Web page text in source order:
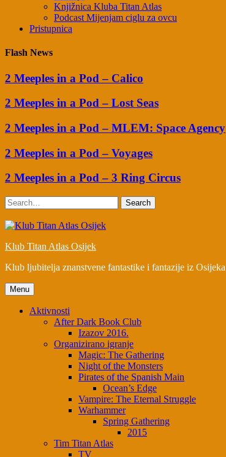
Knjižnica Kluba Titan Atlas
Podcast Mijenjam ciglu za ovcu
Pristupnica
Flash News
2 Meeples in a Pod – Calico
2 Meeples in a Pod – Lost Seas
2 Meeples in a Pod – MLEM: Space Agency
2 Meeples in a Pod – Voyages
2 Meeples in a Pod – 3 Ring Circus
Search
Klub Titan Atlas Osijek
Klub ljubitelja znanstvene fantastike i fantazije iz Osijeka
Menu
Aktivnosti
After Dark Book Club
Izazov 2016.
Organizirano igranje
Magic: The Gathering
Night of the Monsters
Pirates of the Spanish Main
Ocean’s Edge
Vampire: The Eternal Struggle
Warhammer
Spring Gathering
2015
Tim Titan Atlas
TV